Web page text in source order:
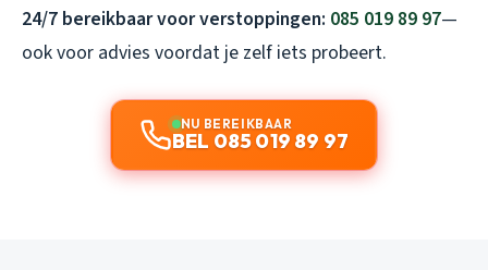
24/7 bereikbaar voor verstoppingen: 085 019 89 97—
ook voor advies voordat je zelf iets probeert.
NU BEREIKBAAR
BEL 085 019 89 97